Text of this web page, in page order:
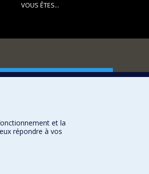
VOUS ÊTES...
DES ARTS ET DES SCIENCES
et cours et la
répondre à vos